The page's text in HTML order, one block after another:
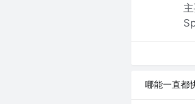
哪能一直都